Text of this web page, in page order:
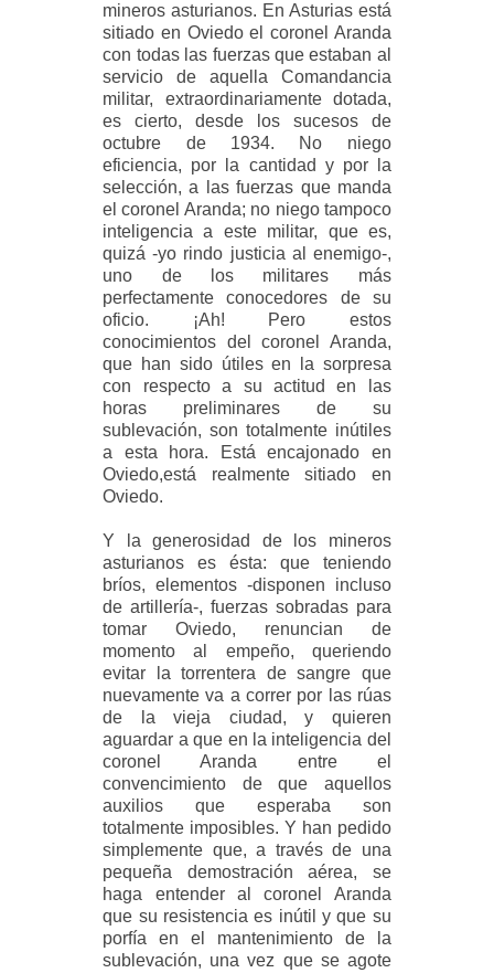
mineros asturianos. En Asturias está
sitiado en Oviedo el coronel Aranda
con todas las fuerzas que estaban al
servicio de aquella Comandancia
militar, extraordinariamente dotada,
es cierto, desde los sucesos de
octubre de 1934. No niego
eficiencia, por la cantidad y por la
selección, a las fuerzas que manda
el coronel Aranda; no niego tampoco
inteligencia a este militar, que es,
quizá -yo rindo justicia al enemigo-,
uno de los militares más
perfectamente conocedores de su
oficio. ¡Ah! Pero estos
conocimientos del coronel Aranda,
que han sido útiles en la sorpresa
con respecto a su actitud en las
horas preliminares de su
sublevación, son totalmente inútiles
a esta hora. Está encajonado en
Oviedo,está realmente sitiado en
Oviedo.
Y la generosidad de los mineros
asturianos es ésta: que teniendo
bríos, elementos -disponen incluso
de artillería-, fuerzas sobradas para
tomar Oviedo, renuncian de
momento al empeño, queriendo
evitar la torrentera de sangre que
nuevamente va a correr por las rúas
de la vieja ciudad, y quieren
aguardar a que en la inteligencia del
coronel Aranda entre el
convencimiento de que aquellos
auxilios que esperaba son
totalmente imposibles. Y han pedido
simplemente que, a través de una
pequeña demostración aérea, se
haga entender al coronel Aranda
que su resistencia es inútil y que su
porfía en el mantenimiento de la
sublevación, una vez que se agote